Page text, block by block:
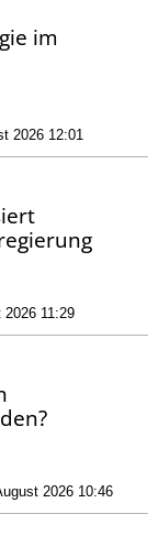
im
2026 12:01
11:29
2026 10:46